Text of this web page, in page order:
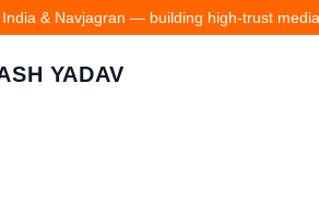
& Navjagran — building high-trust
YADAV